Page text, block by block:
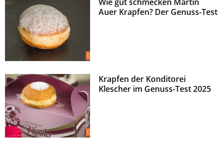
Auer Krapfen? Der Genuss-Test
Krapfen der Konditorei
Klescher im Genuss-Test 2025